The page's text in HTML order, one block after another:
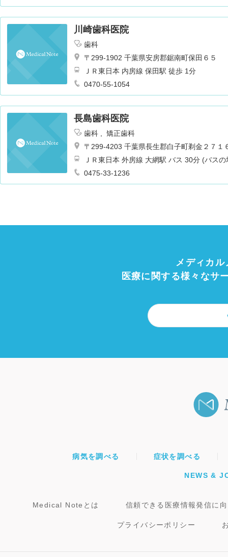
川崎歯科医院
歯科
〒299-1902 千葉県安房郡鋸南町保田６５
ＪＲ東日本 内房線 保田駅 徒歩 1分
0470-55-1054
長島歯科医院
歯科
矯正歯科
〒299-4203 千葉県長生郡白子町剃金２７１
ＪＲ東日本 外房線 大網駅 バス 30分 (バス
0475-33-1236
メディカ
医療に関する様々なサ
病気を調べる 症状を調べる
NEWS &
Medical Noteとは 信頼できる医療情報発信に
プライバシーポリシー